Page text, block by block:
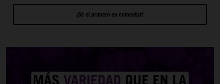
¡Sé el primero en comentar!